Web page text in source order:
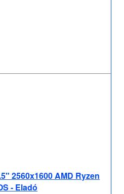
2560x1600 AMD Ryzen
- Eladó